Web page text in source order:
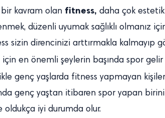
bir kavram olan fitness, daha çok estetik
düzenli uyumak sağlıklı olmanız
sizin direncinizi arttırmakla
için en önemli şeylerin başında spor
genç yaşlarda fitness yapmayan
genç yaştan itibaren spor yapan
iyi durumda olur.